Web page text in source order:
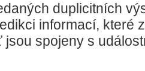
duplicitních
informací, které
spojeny s